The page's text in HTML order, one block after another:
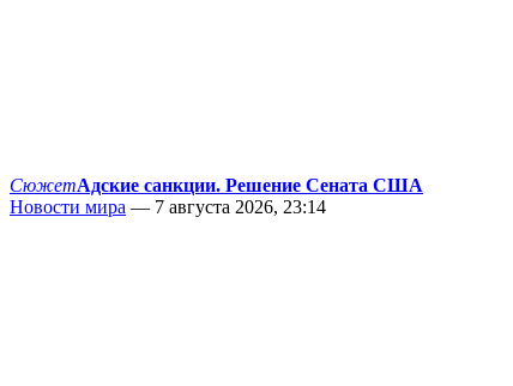
СюжетАдские санкции. Решение Сената США
Новости мира — 7 августа 2026, 23:14